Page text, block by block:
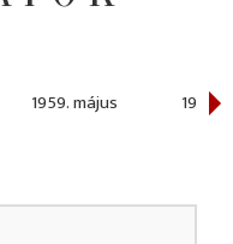
1959. május 1959.